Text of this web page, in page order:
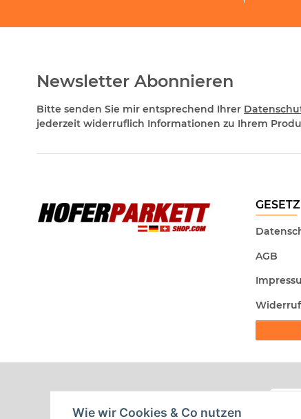
Wie wir Cookies & Co nutzen
Newsletter Abonnieren
Bitte senden Sie mir entsprechend Ihrer
jederzeit widerruflich Informationen zu Ihrem
AGB